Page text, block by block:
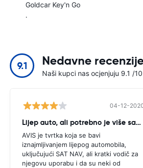
Goldcar Key'n Go
.
9.1 Nedavne
Naši kupci nas ocjenjuju 9.1 /
04-12-
Lijep auto, ali potrebno je više savjeta
AVIS je tvrtka koja se bavi
iznajmljivanjem lijepog automobila,
uključujući SAT NAV, ali kratki vodič za
njegovu uporabu i da su neki od